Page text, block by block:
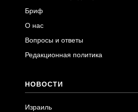
Бриф
О нас
Вопросы и ответы
Редакционная политика
НОВОСТИ
Израиль